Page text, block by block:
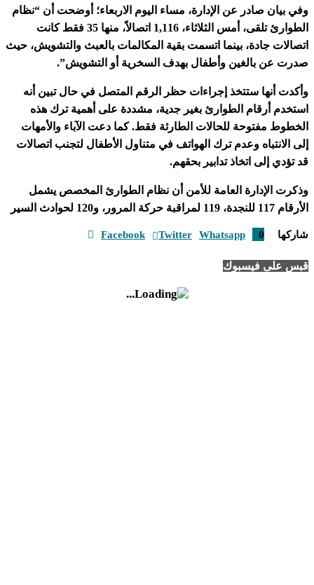
وفي بيان صادر عن الإدارة، مساء اليوم الاربعاء؛ أوضحت أن “نظام
الطوارئ تلقى، أمس الثلاثاء، 1,116 اتصالاً، منها 35 فقط كانت
اتصالات جادة، بينما اتسمت بقية المكالمات بالعبث والتشويش، حيث
صدرت عن بالغين وأطفال بهدف السخرية أو التشويش”.
وأكدت أنها ستتخذ إجراءات حظر الرقم المتصل في حال تبين أنه
استخدم أرقام الطوارئ بغير جدية، مشددة على أهمية ترك هذه
الخطوط مفتوحة للحالات الطارئة فقط. كما دعت الآباء والأمهات
إلى الانتباه وعدم ترك الهواتف في متناول الأطفال لتجنب اتصالات
قد تؤدي إلى اتخاذ تدابير بحقهم.
وذكرت الإدارة العامة للأمن أن نظام الطوارئ المخصص يشمل
الأرقام 117 للنجدة، 119 لمراقبة حركة المرور، و120 لحوادث السير
شاركها 0
Facebook Twitter Whatsapp
قبس على فيسبوك